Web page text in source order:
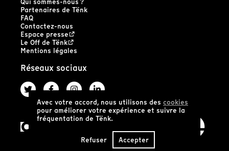
Avec votre accord, nous utilisons des cookies
pour améliorer votre expérience et suivre la
fréquentation de Tënk.
Refuser Accepter
Partenaires de Tënk
FAQ
Contactez-nous
Espace presse
Le Off de Tënk
Mentions légales
Réseaux sociaux